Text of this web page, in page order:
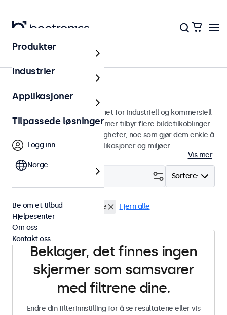
Skjermer
13 tommers skjermer
13 tommers skjermer designet for industriell og kommersiell
bruk. Våre 13 tommers skjermer tilbyr flere bildetilkoblinger
og allsidige monteringsmuligheter, noe som gjør dem enkle å
sømløst integrere i alle applikasjoner og miljøer.
Vis mer
Sortere:
13" skjermer Høy lysstyrke Fjern alle
Beklager, det finnes ingen
skjermer som samsvarer
med filtrene dine.
Endre din filterinnstilling for å se resultatene eller vis
Produkter
Industrier
Applikasjoner
Tilpassede løsninger
Logg inn
Norge
Be om et tilbud
Hjelpesenter
Om oss
Kontakt oss